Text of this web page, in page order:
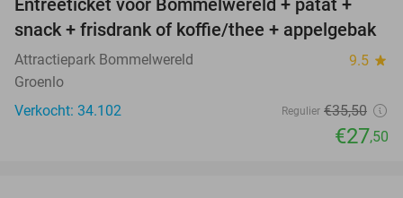
23%
Entreeticket voor Bommelwereld + patat +
snack + frisdrank of koffie/thee + appelgebak
Attractiepark Bommelwereld 9.5 star
Groenlo
Verkocht: 34.102
Regulier €35,50
€27,50